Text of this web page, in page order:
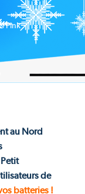
Pink
au Nord
de
batteries !